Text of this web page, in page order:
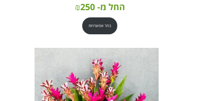
החל מ- ₪250
בחר אפשרויות